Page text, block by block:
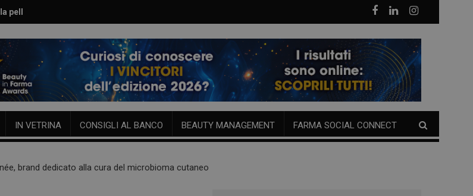
pelle
IN VETRINA CONSIGLI AL BANCO BEAUTY MANAGEMENT FARMA SOCIAL CONNECT
brand dedicato alla cura del microbioma cutaneo